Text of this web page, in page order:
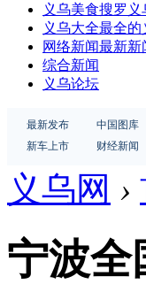
义乌美食搜罗义
义乌大全最全的
网络新闻最新新
综合新闻
义乌论坛
最新发布 中国图库
新车上市
财经新闻
义乌网 ›
宁波